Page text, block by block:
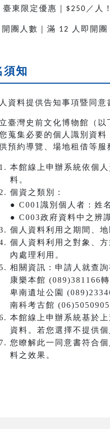
臺東限定優惠｜ $250 ／人！
開團人數｜滿 12 人即開團
須知
資料提供告知事項暨同意
臺灣史前文化博物館（
蒐集必要的個人識別資
預約導覽、場地租借等服
本館線上申辦系統依個
料。
個資之類別：
● C001識別個人者：姓
● C003政府資料中之辨
個人資料利用之期間、
個人資料利用之對象、
內處理利用。
相關資訊：申請人就查
康樂本館 (089)381166
卑南遺址公園
南科考古館 (06)5050905
本館線上申辦系統基於
資料。若您選擇不提供
您瞭解此一同意書符合
料之效果。